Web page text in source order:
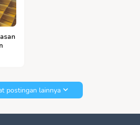
postingan lainnya